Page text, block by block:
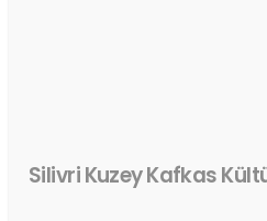
Silivri Kuzey Kafkas